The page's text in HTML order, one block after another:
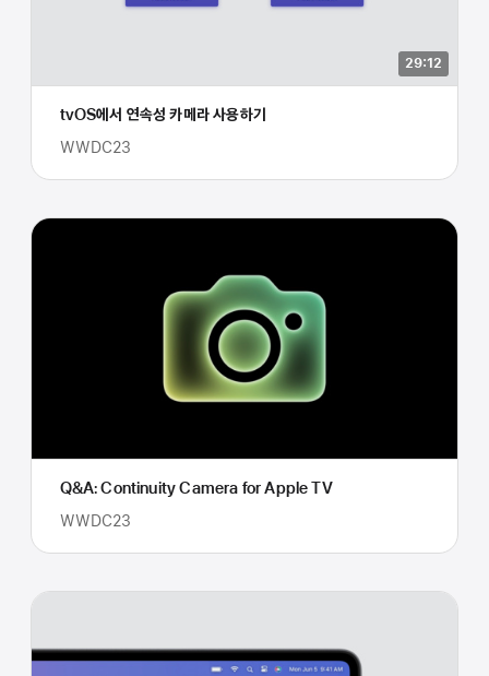
29:12
tvOS에서 연속성 카메라 사용하기
WWDC23
Q&A: Continuity Camera for Apple TV
WWDC23